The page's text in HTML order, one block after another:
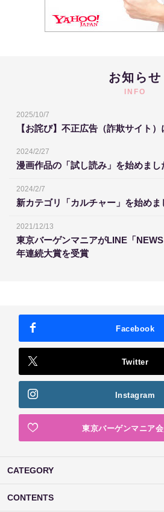
お知らせ
INFO
2025/10/7
【お詫び】不正広告（詐欺サイト）
2024/2/27
漫画作品の「試し読み」を始めまし
2024/2/7
新カテゴリ「カルチャー」を始めま
2021/12/13
東京バーゲンマニアがLINE「
年連続大賞を受賞
Facebook
Twitter
Instagram
東京バーゲンマニア
CATEGORY
CONTENTS